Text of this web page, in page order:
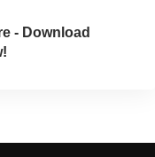
- Download